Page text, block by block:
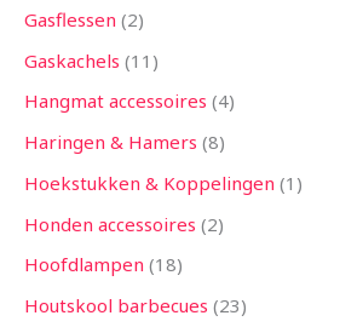
Gasflessen 2
Gaskachels 11
Hangmat accessoires 4
Haringen & Hamers 8
Hoekstukken & Koppelingen 1
Honden accessoires 2
Hoofdlampen 18
Houtskool barbecues 23